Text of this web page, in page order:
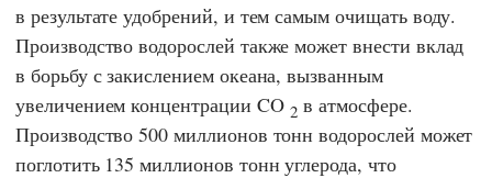
в результате удобрений, и тем самым очищать воду.
Производство водорослей также может внести вклад
в борьбу с закислением океана, вызванным
увеличением концентрации CO 2 в атмосфере.
Производство 500 миллионов тонн водорослей может
поглотить 135 миллионов тонн углерода, что